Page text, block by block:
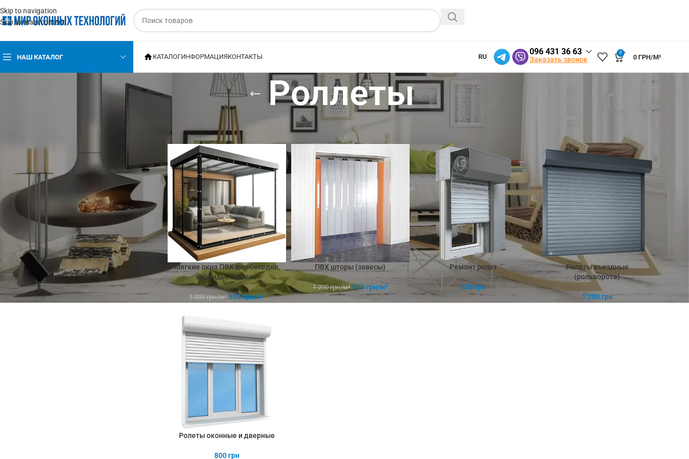
Skip to navigation
Skip to main content
НАШ КАТАЛОГ КАТАЛОГИНФОРМАЦИЯКОНТАКТЫ RU
096 431 36 63
Заказать звонок
0
0 ГРН/М²
Роллеты
ФИЛЬТРАЦИЯ
Роллеты
Мягкие окна ПВХ для беседки,
веранды, террасы
1 200грн/м² 950грн/м²
ПВХ шторы (завесы)
1 200грн/м² 900грн/м²
Ремонт ролет
300грн
Ролеты въездные
(рольворота)
1 200грн
Ролеты оконные и дверные
800грн